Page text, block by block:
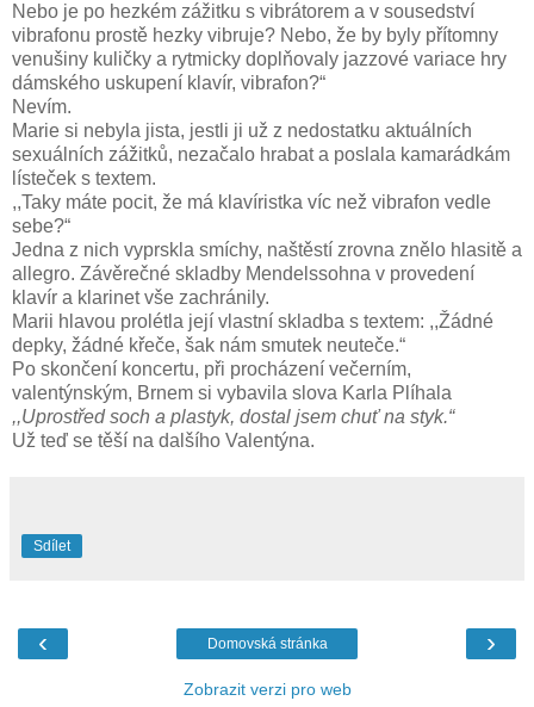
Nebo je po hezkém zážitku s vibrátorem a v sousedství
vibrafonu prostě hezky vibruje? Nebo, že by byly přítomny
venušiny kuličky a rytmicky doplňovaly jazzové variace hry
dámského uskupení klavír, vibrafon?“
Nevím.
Marie si nebyla jista, jestli ji už z nedostatku aktuálních
sexuálních zážitků, nezačalo hrabat a poslala kamarádkám
lísteček s textem.
,,Taky máte pocit, že má klavíristka víc než vibrafon vedle
sebe?“
Jedna z nich vyprskla smíchy, naštěstí zrovna znělo hlasitě a
allegro. Závěrečné skladby Mendelssohna v provedení
klavír a klarinet vše zachránily.
Marii hlavou prolétla její vlastní skladba s textem: ,,Žádné
depky, žádné křeče, šak nám smutek neuteče.“
Po skončení koncertu, při procházení večerním,
valentýnským, Brnem si vybavila slova Karla Plíhala
,,Uprostřed soch a plastyk, dostal jsem chuť na styk.“
Už teď se těší na dalšího Valentýna.
Sdílet
‹ ›
Domovská stránka
Zobrazit verzi pro web